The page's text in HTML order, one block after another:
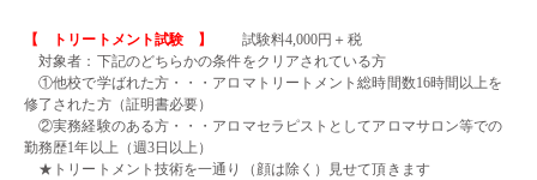
【 トリートメント試験 】
試験料4,000円＋税
対象者：下記のどちらかの条件をクリアされている方
①他校で学ばれた方・・・アロマトリートメント総時間数16時間以上を
修了された方（証明書必要）
②実務経験のある方・・・アロマセラピストとしてアロマサロン等での
勤務歴1年以上（週3日以上）
★トリートメント技術を一通り（顔は除く）見せて頂きます